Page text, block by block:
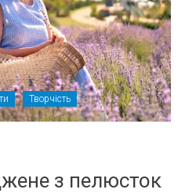
Творчість
з пелюсток